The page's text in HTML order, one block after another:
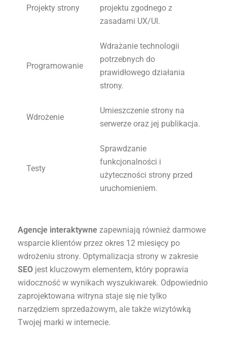
Projekty strony
projektu zgodnego z
zasadami UX/UI.
Programowanie
Wdrażanie technologii
potrzebnych do
prawidłowego działania
strony.
Wdrożenie
Umieszczenie strony na
serwerze oraz jej publikacja.
Testy
Sprawdzanie
funkcjonalności i
użyteczności strony przed
uruchomieniem.
Agencje interaktywnezapewniają również darmowe
wsparcie klientów przez okres 12 miesięcy po
wdrożeniu strony. Optymalizacja strony w zakresie
SEOjest kluczowym elementem, który poprawia
widoczność w wynikach wyszukiwarek. Odpowiednio
zaprojektowana witryna staje się nie tylko
narzędziem sprzedażowym, ale także wizytówką
Twojej marki w internecie.